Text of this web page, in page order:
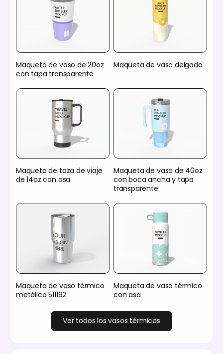
Maqueta de vaso de 20oz
con tapa transparente
Maqueta de vaso delgado
Maqueta de taza de viaje
de 14oz con asa
Maqueta de vaso de 40oz
con boca ancha y tapa
transparente
Maqueta de vaso térmico
metálico 511192
Maqueta de vaso térmico
con asa
Ver todos los vasos térmicos